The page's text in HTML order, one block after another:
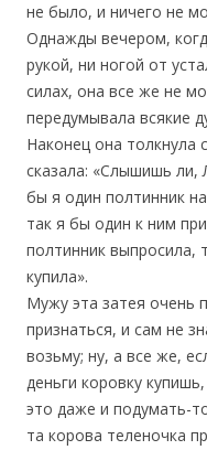
не было, и ничего не
Однажды вечером,
рукой, ни ногой от
силах, она все же не
передумывала всякие
Наконец она толкнула
сказала: «Слышишь ли,
бы я один полтинник
так я бы один к ним
полтинник выпросила,
купила».
Мужу эта затея очень
признаться, и сам не
возьму; ну, а все же,
деньги коровку
это даже и подумать-
та корова теленочка